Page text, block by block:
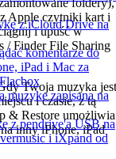
z iCloud Drive na
komentarze do
iPad i Mac za
muzyke zapisana na
z pendrive'a USB na
i iXpand od
foldery),
Apple czytniki kart i
i upuść w
/ Finder File Sharing
Twoja muzyka jest
i czasie, z tą
& Restore umożliwia
inny iPhone, iPad